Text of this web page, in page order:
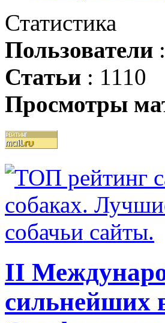
Статистика
Пользователи
Статьи : 1110
Просмотры
ІІ
сильнейших